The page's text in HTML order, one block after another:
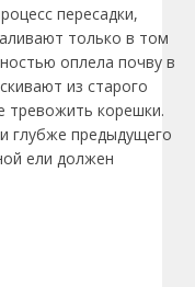
пересадки,
только в том
оплела почву в
из старого
тревожить корешки.
глубже предыдущего
ели должен